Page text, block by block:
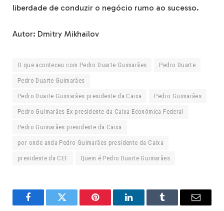
liberdade de conduzir o negócio rumo ao sucesso.
Autor: Dmitry Mikhailov
O que aconteceu com Pedro Duarte Guimarães Pedro Duarte
Pedro Duarte Guimarães
Pedro Duarte Guimarães presidente da Caixa Pedro Guimarães
Pedro Guimarães Ex-presidente da Caixa Econômica Federal
Pedro Guimarães presidente da Caixa
por onde anda Pedro Guimarães presidente da Caixa
presidente da CEF Quem é Pedro Duarte Guimarães
FacebookTwitter Pinterest LinkedInTumblr Email